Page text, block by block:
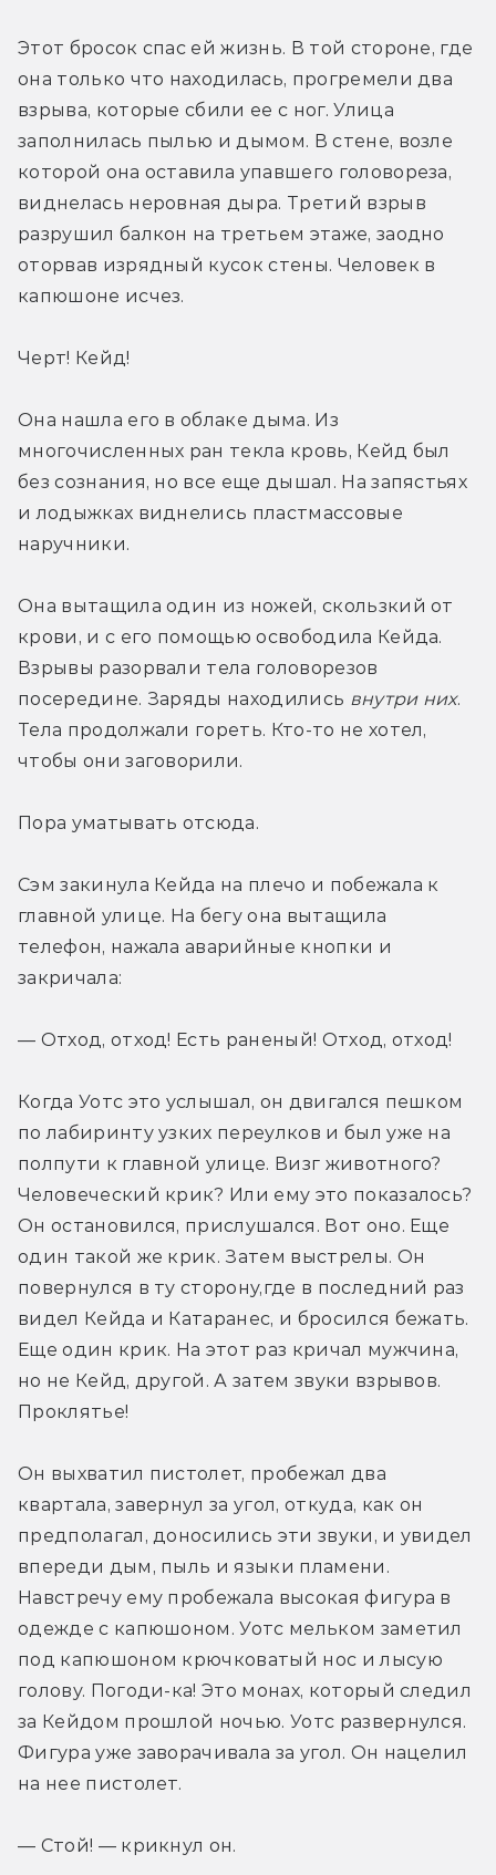
Этот бросок спас ей жизнь. В той стороне, где
она только что находилась, прогремели два
взрыва, которые сбили ее с ног. Улица
заполнилась пылью и дымом. В стене, возле
которой она оставила упавшего головореза,
виднелась неровная дыра. Третий взрыв
разрушил балкон на третьем этаже, заодно
оторвав изрядный кусок стены. Человек в
капюшоне исчез.
Черт! Кейд!
Она нашла его в облаке дыма. Из
многочисленных ран текла кровь, Кейд был
без сознания, но все еще дышал. На запястьях
и лодыжках виднелись пластмассовые
наручники.
Она вытащила один из ножей, скользкий от
крови, и с его помощью освободила Кейда.
Взрывы разорвали тела головорезов
посередине. Заряды находились внутри них.
Тела продолжали гореть. Кто-то не хотел,
чтобы они заговорили.
Пора уматывать отсюда.
Сэм закинула Кейда на плечо и побежала к
главной улице. На бегу она вытащила
телефон, нажала аварийные кнопки и
закричала:
— Отход, отход! Есть раненый! Отход, отход!
Когда Уотс это услышал, он двигался пешком
по лабиринту узких переулков и был уже на
полпути к главной улице. Визг животного?
Человеческий крик? Или ему это показалось?
Он остановился, прислушался. Вот оно. Еще
один такой же крик. Затем выстрелы. Он
повернулся в ту сторону,где в последний раз
видел Кейда и Катаранес, и бросился бежать.
Еще один крик. На этот раз кричал мужчина,
но не Кейд, другой. А затем звуки взрывов.
Проклятье!
Он выхватил пистолет, пробежал два
квартала, завернул за угол, откуда, как он
предполагал, доносились эти звуки, и увидел
впереди дым, пыль и языки пламени.
Навстречу ему пробежала высокая фигура в
одежде с капюшоном. Уотс мельком заметил
под капюшоном крючковатый нос и лысую
голову. Погоди-ка! Это монах, который следил
за Кейдом прошлой ночью. Уотс развернулся.
Фигура уже заворачивала за угол. Он нацелил
на нее пистолет.
— Стой! — крикнул он.